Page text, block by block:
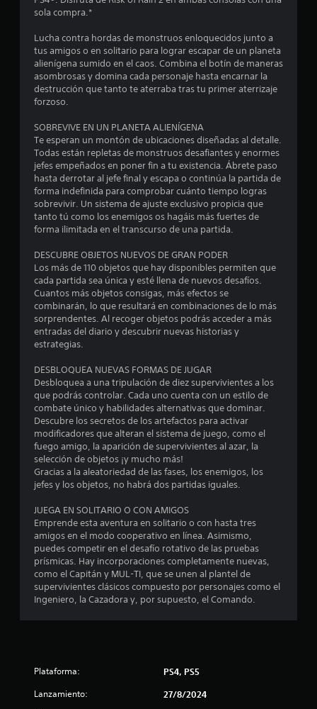
i
o
:
.
5
1
e
t
r
e
l
a
s
n
c
o
sola compra.*
Lucha contra hordas de monstruos enloquecidos junto a
tus amigos o en solitario para lograr escapar de un planeta
alienígena sumido en el caos. Combina el botín de maneras
asombrosas y domina cada personaje hasta encarnar la
destrucción que tanto te aterraba tras tu primer aterrizaje
forzoso.
SOBREVIVE EN UN PLANETA ALIENÍGENA
Te esperan un montón de ubicaciones diseñadas al detalle.
Todas están repletas de monstruos desafiantes y enormes
jefes empeñados en poner fin a tu existencia. Ábrete paso
hasta derrotar al jefe final y escapa o continúa la partida de
forma indefinida para comprobar cuánto tiempo logras
sobrevivir. Un sistema de ajuste exclusivo propicia que
tanto tú como los enemigos os hagáis más fuertes de
forma ilimitada en el transcurso de una partida.
DESCUBRE OBJETOS NUEVOS DE GRAN PODER
Los más de 110 objetos que hay disponibles permiten que
cada partida sea única y esté llena de nuevos desafíos.
Cuantos más objetos consigas, más efectos se
combinarán, lo que resultará en combinaciones de lo más
sorprendentes. Al recoger objetos podrás acceder a más
entradas del diario y descubrir nuevas historias y
estrategias.
DESBLOQUEA NUEVAS FORMAS DE JUGAR
Desbloquea a una tripulación de diez supervivientes a los
que podrás controlar. Cada uno cuenta con un estilo de
combate único y habilidades alternativas que dominar.
Descubre los secretos de los artefactos para activar
modificadores que alteran el sistema de juego, como el
fuego amigo, la aparición de supervivientes al azar, la
selección de objetos ¡y mucho más!
Gracias a la aleatoriedad de las fases, los enemigos, los
jefes y los objetos, no habrá dos partidas iguales.
JUEGA EN SOLITARIO O CON AMIGOS
Emprende esta aventura en solitario o con hasta tres
amigos en el modo cooperativo en línea. Asimismo,
puedes competir en el desafío rotativo de las pruebas
prísmicas. Hay incorporaciones completamente nuevas,
como el Capitán y MUL-TI, que se unen al plantel de
supervivientes clásicos compuesto por personajes como el
Ingeniero, la Cazadora y, por supuesto, el Comando.
Plataforma: PS4, PS5
Lanzamiento: 27/8/2024